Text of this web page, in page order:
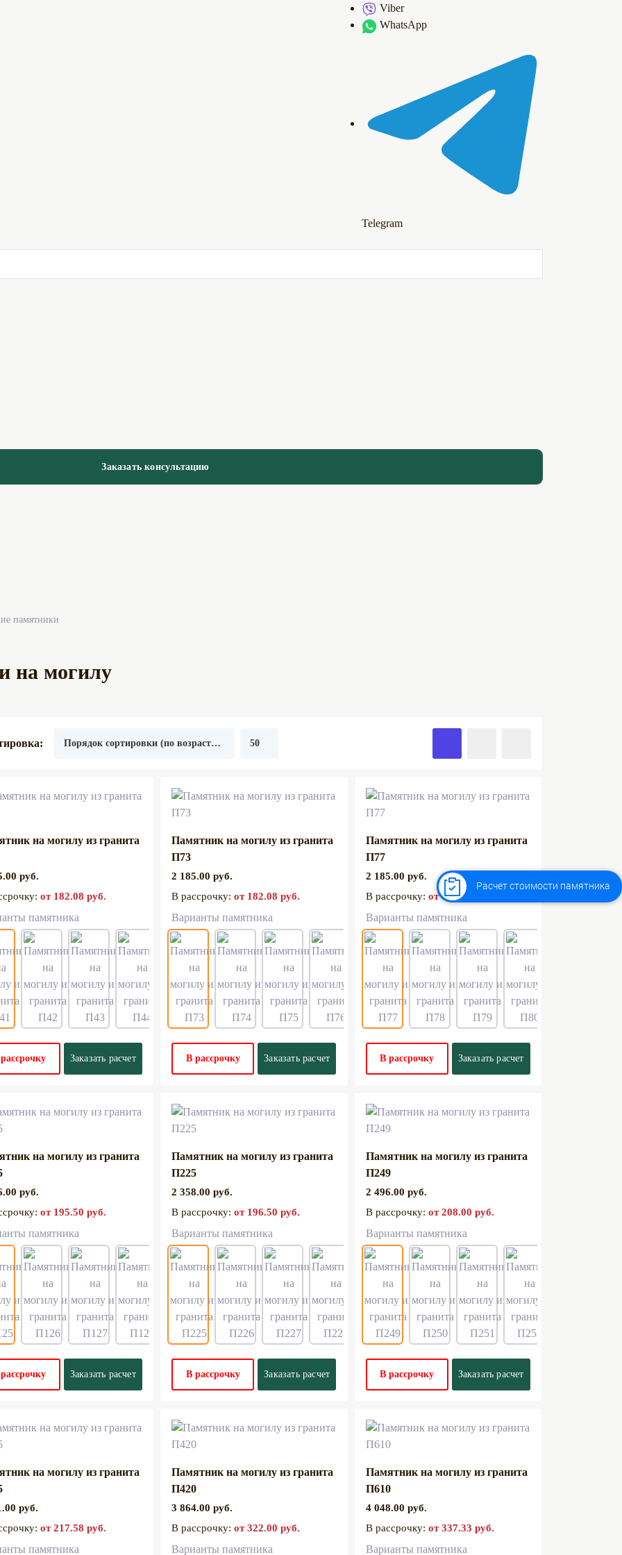
Viber
WhatsApp
Telegram
Заказать консультацию
памятники
на могилу
на могилу из гранита
руб.
от 182.08 руб.
памятника
Заказать расчет
Памятник на могилу из гранита
П73
2 185.00 руб.
В рассрочку:от 182.08 руб.
Варианты памятника
В рассрочку Заказать расчет
Памятник на могилу из гранита
П77
2 185.00 руб.
В рассрочку: от 182.08 руб.
Варианты памятника
В рассрочку Заказать расчет
на могилу из гранита
руб.
от 195.50 руб.
памятника
Заказать расчет
Памятник на могилу из гранита
П225
2 358.00 руб.
В рассрочку:от 196.50 руб.
Варианты памятника
В рассрочку Заказать расчет
Памятник на могилу из гранита
П249
2 496.00 руб.
В рассрочку: от 208.00 руб.
Варианты памятника
В рассрочку Заказать расчет
на могилу из гранита
руб.
от 217.58 руб.
памятника
Памятник на могилу из гранита
П420
3 864.00 руб.
В рассрочку:от 322.00 руб.
Варианты памятника
Памятник на могилу из гранита
П610
4 048.00 руб.
В рассрочку: от 337.33 руб.
Варианты памятника
Расчет стоимости памятника